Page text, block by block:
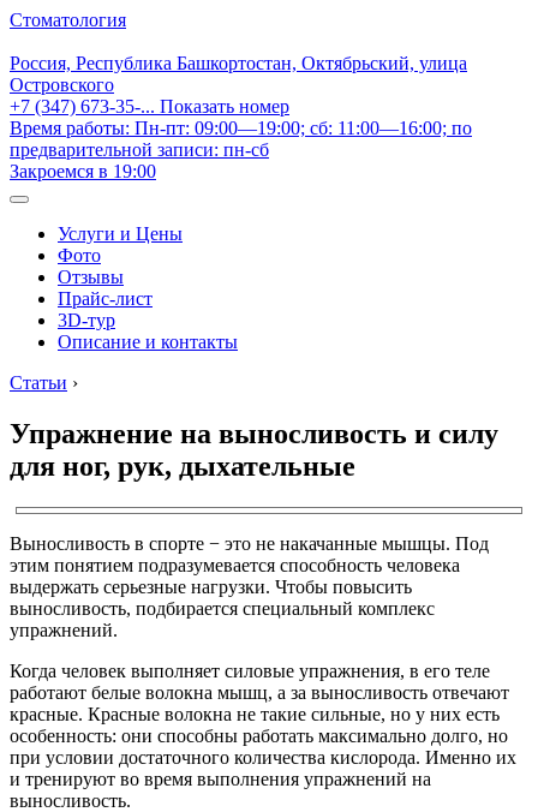
Стоматология
Россия, Республика Башкортостан, Октябрьский, улица
Островского
+7 (347) 673-35-... Показать номер
Время работы: Пн-пт: 09:00—19:00; сб: 11:00—16:00; по
предварительной записи: пн-сб
Закроемся в 19:00
Услуги и Цены
Фото
Отзывы
Прайс-лист
3D-тур
Описание и контакты
Статьи ›
Упражнение на выносливость и силу
для ног, рук, дыхательные
Выносливость в спорте − это не накачанные мышцы. Под
этим понятием подразумевается способность человека
выдержать серьезные нагрузки. Чтобы повысить
выносливость, подбирается специальный комплекс
упражнений.
Когда человек выполняет силовые упражнения, в его теле
работают белые волокна мышц, а за выносливость отвечают
красные. Красные волокна не такие сильные, но у них есть
особенность: они способны работать максимально долго, но
при условии достаточного количества кислорода. Именно их
и тренируют во время выполнения упражнений на
выносливость.